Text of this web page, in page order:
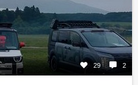
29 2